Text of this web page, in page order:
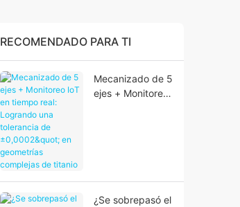
RECOMENDADO PARA TI
Mecanizado de 5
ejes + Monitoreo
complejas de
titanio
¿Se sobrepasó el